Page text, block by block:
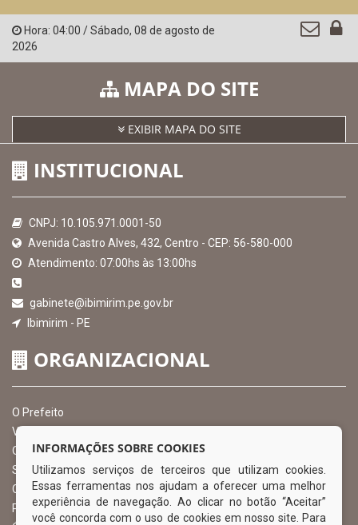
Hora: 04:00 /Sábado, 08 de agosto de
2026
MAPA DO SITE
EXIBIR MAPA DO SITE
INSTITUCIONAL
CNPJ: 10.105.971.0001-50
Avenida Castro Alves, 432, Centro - CEP: 56-580-000
Atendimento: 07:00hs às 13:00hs
gabinete@ibimirim.pe.gov.br
Ibimirim - PE
ORGANIZACIONAL
O Prefeito
Vice Prefeito
Ouvidoria Municipal
Serviço de Informação ao Cidadão – SIC
Chefe de Gabinete
Procuradoria Geral
INFORMAÇÕES SOBRE COOKIES
Utilizamos serviços de terceiros que utilizam cookies.
Essas ferramentas nos ajudam a oferecer uma melhor
experiência de navegação. Ao clicar no botão “Aceitar”
você concorda com o uso de cookies em nosso site. Para